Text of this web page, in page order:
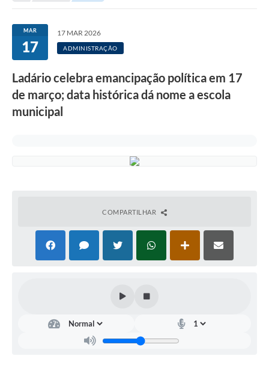
Secretarias
Leis e Decretos
Cultura
Nossa Cidade
Links úteis
MAR
17
17 MAR 2026
ADMINISTRAÇÃO
Ladário celebra emancipação política em 17
de março; data histórica dá nome a escola
municipal
COMPARTILHAR